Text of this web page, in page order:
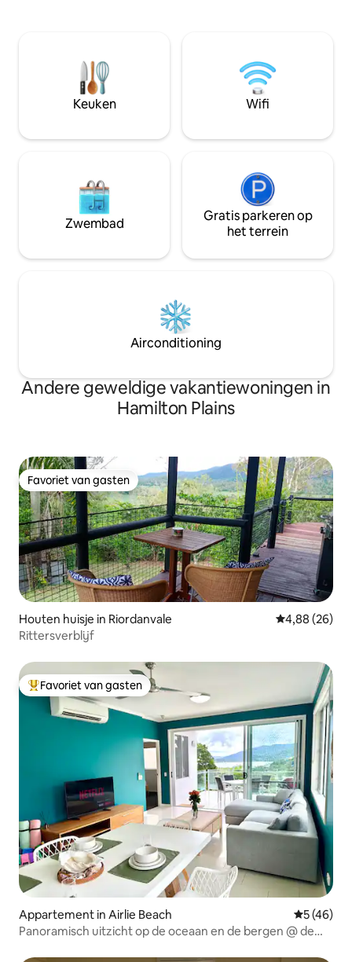
parkeerplaats
aanhangwagens
ruimte van 65
fauteuils,
Keuken Wifi
Zwembad
Gratis parkeren op
het terrein
Airconditioning
Andere geweldige vakantiewoningen in
Hamilton Plains
Favoriet van gasten
Favoriet van gasten
Houten huisje in Riordanvale Gemiddelde
4,88 (26)
Rittersverblijf
Topfavoriet van gasten
Favoriet van gasten
Appartement in Airlie Beach
5 (46)
Panoramisch uitzicht op de oceaan en de bergen @ de